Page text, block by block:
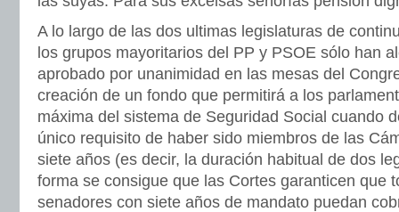
A lo largo de las dos ultimas legislaturas de
los grupos mayoritarios del PP y PSOE sólo han
aprobado por unanimidad en las mesas del
creación de un fondo que permitirá a los
máxima del sistema de Seguridad Social cuando
único requisito de haber sido miembros de las
siete años (es decir, la duración habitual de dos
forma se consigue que las Cortes garanticen que
senadores con siete años de mandato puedan